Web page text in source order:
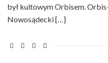
był kultowym Orbisem.
Nowosądecki […]